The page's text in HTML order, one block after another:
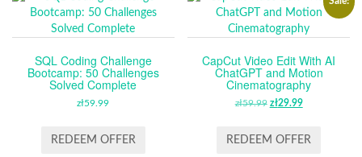
SQL Coding Challenge
Bootcamp: 50 Challenges
Solved Complete
zł59.99
REDEEM OFFER
CapCut Video Edit With AI
ChatGPT and Motion
Cinematography
zł59.99 ORIGINAL
WAS:
zł29.99CURRENT
IS:
REDEEM OFFER